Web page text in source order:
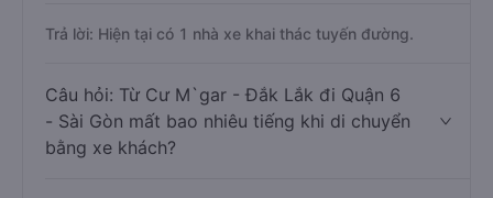
Trả lời: Hiện tại có 1 nhà xe khai thác tuyến đường.
Câu hỏi: Từ Cư M`gar - Đắk Lắk đi Quận 6
- Sài Gòn mất bao nhiêu tiếng khi di chuyển
bằng xe khách?